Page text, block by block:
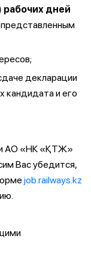
рабочих дней
декларации
кандидата и его
АО «НК «ҚТЖ»
Вас убедится,
job.railways.kz